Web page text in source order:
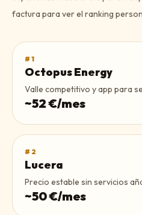
factura para ver el ranking
# 1
Octopus Energy
Valle competitivo y app para
~52€/mes
# 2
Lucera
Precio estable sin servicios
~50€/mes